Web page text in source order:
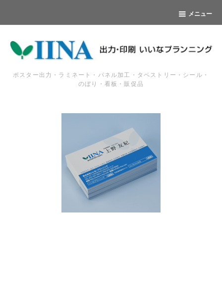
メニュー
ポスター出力・ラミネート・パネル加工・タペストリー・シール・
のぼり・看板・販促品